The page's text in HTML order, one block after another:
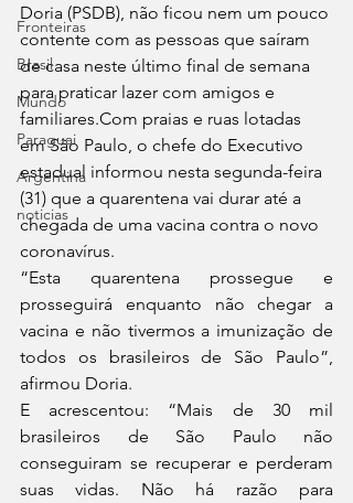
Fronteiras
Brasil
Mundo
Paraguai
Argentina
noticias
Doria (PSDB), não ficou nem um pouco
contente com as pessoas que saíram
de casa neste último final de semana
para praticar lazer com amigos e
familiares.Com praias e ruas lotadas
em São Paulo, o chefe do Executivo
estadual informou nesta segunda-feira
(31) que a quarentena vai durar até a
chegada de uma vacina contra o novo
coronavírus.
“Esta quarentena prossegue e
prosseguirá enquanto não chegar a
vacina e não tivermos a imunização de
todos os brasileiros de São Paulo”,
afirmou Doria.
E acrescentou: “Mais de 30 mil
brasileiros de São Paulo não
conseguiram se recuperar e perderam
suas vidas. Não há razão para